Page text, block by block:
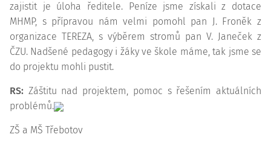
zajistit je úloha ředitele. Peníze jsme získali z dotace
MHMP, s přípravou nám velmi pomohl pan J. Froněk z
organizace TEREZA, s výběrem stromů pan V. Janeček z
ČZU. Nadšené pedagogy i žáky ve škole máme, tak jsme se
do projektu mohli pustit.
RS: Záštitu nad projektem, pomoc s řešením aktuálních
problémů.
ZŠ a MŠ Třebotov